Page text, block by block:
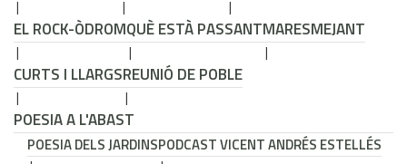
EL ROCK-ÒDROMQUÈ ESTÀ PASSANTMARESMEJANT
CURTS I LLARGSREUNIÓ DE POBLE
POESIA A L'ABAST
POESIA DELS JARDINSPODCAST VICENT ANDRÉS ESTELLÉS